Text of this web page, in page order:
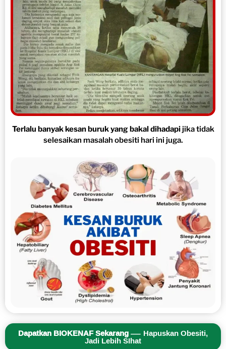
Terlalu banyak kesan buruk yang bakal dihadapijika tidak
selesaikan masalah obesiti hari ini juga.
Dapatkan BIOKENAF Sekarang— Hapuskan Obesiti,
Jadi Lebih SIhat